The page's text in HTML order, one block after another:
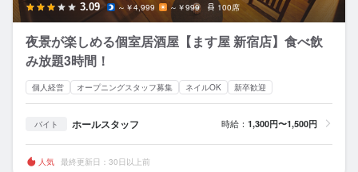
3.09 ～￥4,999 ～￥999 100席
夜景が楽しめる個室居酒屋【ます屋 新宿店】食べ飲
み放題3時間！
個人経営 オープニングスタッフ募集 ネイルOK 新卒歓迎
バイト ホールスタッフ 時給： 1,300円〜1,500円
人気 最終更新日：30日以上前